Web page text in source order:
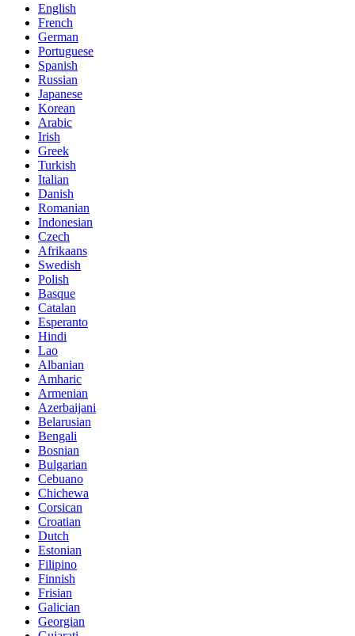
English
French
German
Portuguese
Spanish
Russian
Japanese
Korean
Arabic
Irish
Greek
Turkish
Italian
Danish
Romanian
Indonesian
Czech
Afrikaans
Swedish
Polish
Basque
Catalan
Esperanto
Hindi
Lao
Albanian
Amharic
Armenian
Azerbaijani
Belarusian
Bengali
Bosnian
Bulgarian
Cebuano
Chichewa
Corsican
Croatian
Dutch
Estonian
Filipino
Finnish
Frisian
Galician
Georgian